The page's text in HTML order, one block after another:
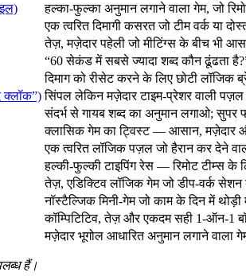
हल्का-फुल्का अनुमान लगाने वाला गेम, जो
एक त्वरित दिमागी कसरत जो टीम वर्क या
तेज़, मज़ेदार पहेली जो मीटिंग्स के बीच भी
“60 सेकंड में सबसे ज्यादा शब्द कौन ढूंढता
दिमाग को रीसेट करने के लिए छोटी
क्लॉक”) सिंपल लेकिन मज़ेदार टाइम-प्रेशर वाली
संदर्भ से गायब शब्द का अनुमान लगाओ; सुपर
क्लासिक गेम का ट्विस्ट — आसान, मज़ेदार
एक त्वरित लॉजिक पज़ल जो हैरान कर देने
हल्की-फुल्की टाइपिंग रेस — रिमोट टीम्स के
तेज़, एडिक्टिव लॉजिक गेम जो डीप-वर्क सेशन
नॉस्टैल्जिक मिनी-गेम जो काम के दिन में थोड़ी
कॉम्पिटिटिव, तेज़ और एकदम सही 1-ऑन-1
मज़ेदार भूगोल आधारित अनुमान लगाने वाला
हैं।